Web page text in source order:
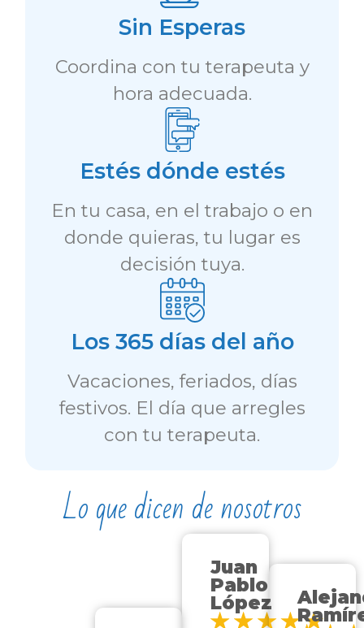
Sin Esperas
Coordina con tu terapeuta y
hora adecuada.
Estés dónde estés
En tu casa, en el trabajo o en
donde quieras, tu lugar es
decisión tuya.
Los 365 días del año
Vacaciones, feriados, días
festivos. El día que arregles
con tu terapeuta.
Lo que dicen de nosotros
Juan
Pablo
López